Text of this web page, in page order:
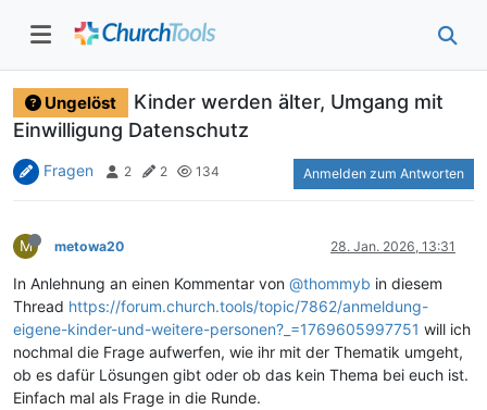
Ungelöst
Kinder werden älter, Umgang mit
Einwilligung Datenschutz
Fragen 2 2 134 Anmelden zum Antworten
M metowa20 28. Jan. 2026, 13:31
In Anlehnung an einen Kommentar von @thommyb in diesem
Thread https://forum.church.tools/topic/7862/anmeldung-
eigene-kinder-und-weitere-personen?_=1769605997751 will ich
nochmal die Frage aufwerfen, wie ihr mit der Thematik umgeht,
ob es dafür Lösungen gibt oder ob das kein Thema bei euch ist.
Einfach mal als Frage in die Runde.